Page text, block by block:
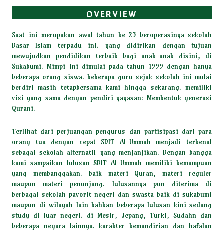
OVERVIEW
Saat ini merupakan awal tahun ke 23 beroperasinya sekolah
Dasar Islam terpadu ini. yang didirikan dengan tujuan
mewujudkan pendidikan terbaik bagi anak-anak disini, di
Sukabumi. Mimpi ini dimulai pada tahun 1999 dengan hanya
beberapa orang siswa. beberapa guru sejak sekolah ini mulai
berdiri masih tetapbersama kami hingga sekarang. memiliki
visi yang sama dengan pendiri yayasan: Membentuk generasi
Qurani.
Terlihat dari perjuangan pengurus dan partisipasi dari para
orang tua dengan cepat SDIT Al-Ummah menjadi terkenal
sebagai sekolah alternatif yang menjanjikan. Dengan bangga
kami sampaikan lulusan SDIT Al-Ummah memiliki kemampuan
yang membanggakan. baik materi Quran, materi reguler
maupun materipenunjang. lulusannya pun diterima di
berbagai sekolah pavorit negeri dan swasta baik di sukabumi
maupun di wilayah lain bahkan beberapa lulusan kini sedang
study di luar negeri. di Mesir, Jepang, Turki, Sudahn dan
beberapa negara lainnya. karakter kemandirian dan hafalan